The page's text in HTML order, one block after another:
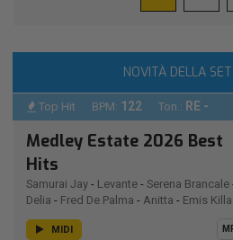
NOVITÀ DELLA
Top Hit BPM: 122 Ton.: RE -
Medley Estate 2026 Best
Hits
Samurai Jay - Levante - Serena Brancale
Delia - Fred De Palma - Anitta - Emis Killa
MIDI